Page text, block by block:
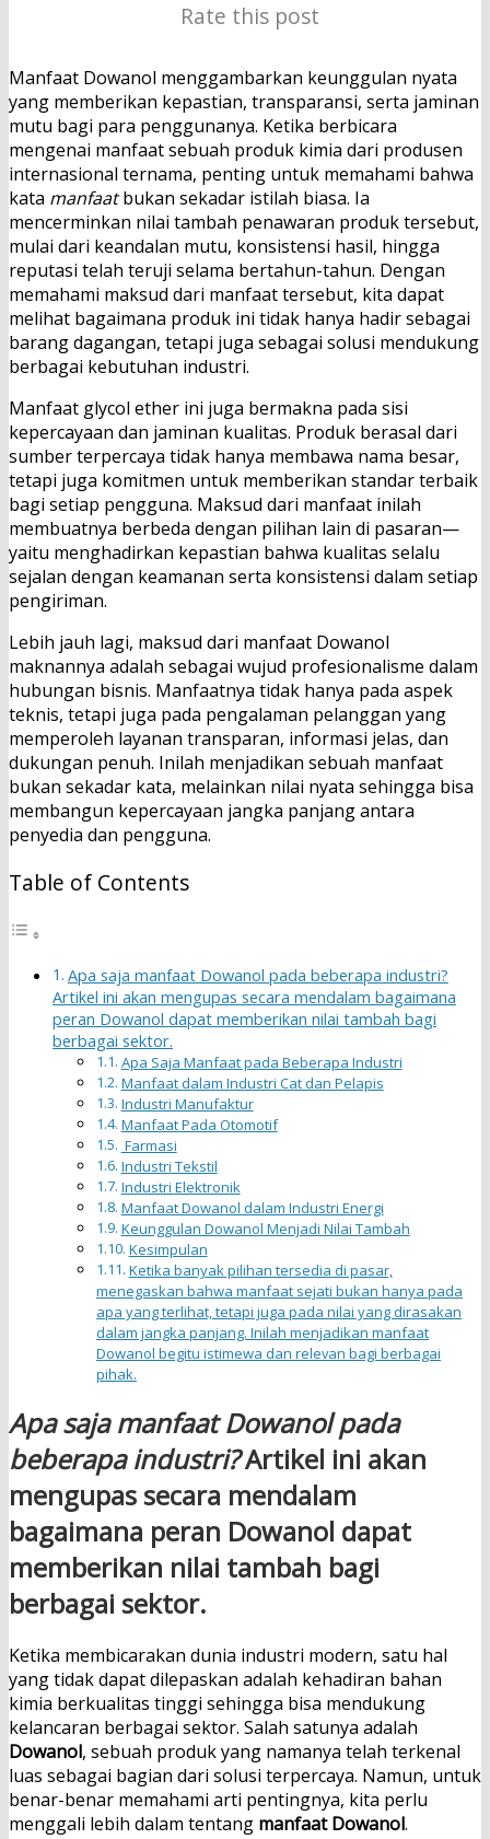
Rate this post
Manfaat Dowanol menggambarkan keunggulan nyata
yang memberikan kepastian, transparansi, serta jaminan
mutu bagi para penggunanya. Ketika berbicara
mengenai manfaat sebuah produk kimia dari produsen
internasional ternama, penting untuk memahami bahwa
kata manfaatbukan sekadar istilah biasa. Ia
mencerminkan nilai tambah penawaran produk tersebut,
mulai dari keandalan mutu, konsistensi hasil, hingga
reputasi telah teruji selama bertahun-tahun. Dengan
memahami maksud dari manfaat tersebut, kita dapat
melihat bagaimana produk ini tidak hanya hadir sebagai
barang dagangan, tetapi juga sebagai solusi mendukung
berbagai kebutuhan industri.
Manfaat glycol ether ini juga bermakna pada sisi
kepercayaan dan jaminan kualitas. Produk berasal dari
sumber terpercaya tidak hanya membawa nama besar,
tetapi juga komitmen untuk memberikan standar terbaik
bagi setiap pengguna. Maksud dari manfaat inilah
membuatnya berbeda dengan pilihan lain di pasaran—
yaitu menghadirkan kepastian bahwa kualitas selalu
sejalan dengan keamanan serta konsistensi dalam setiap
pengiriman.
Lebih jauh lagi, maksud dari manfaat Dowanol
maknannya adalah sebagai wujud profesionalisme dalam
hubungan bisnis. Manfaatnya tidak hanya pada aspek
teknis, tetapi juga pada pengalaman pelanggan yang
memperoleh layanan transparan, informasi jelas, dan
dukungan penuh. Inilah menjadikan sebuah manfaat
bukan sekadar kata, melainkan nilai nyata sehingga bisa
membangun kepercayaan jangka panjang antara
penyedia dan pengguna.
Table of Contents
Apa saja manfaat Dowanol pada beberapa industri?
Artikel ini akan mengupas secara mendalam bagaimana
peran Dowanol dapat memberikan nilai tambah bagi
berbagai sektor.
Apa Saja Manfaat pada Beberapa Industri
Manfaat dalam Industri Cat dan Pelapis
Industri Manufaktur
Manfaat Pada Otomotif
Farmasi
Industri Tekstil
Industri Elektronik
Manfaat Dowanol dalam Industri Energi
Keunggulan Dowanol Menjadi Nilai Tambah
Kesimpulan
Ketika banyak pilihan tersedia di pasar,
menegaskan bahwa manfaat sejati bukan hanya pada
apa yang terlihat, tetapi juga pada nilai yang dirasakan
dalam jangka panjang. Inilah menjadikan manfaat
Dowanol begitu istimewa dan relevan bagi berbagai
pihak.
Apa saja manfaat Dowanol pada
beberapa industri?Artikel ini akan
mengupas secara mendalam
bagaimana peran Dowanol dapat
memberikan nilai tambah bagi
berbagai sektor.
Ketika membicarakan dunia industri modern, satu hal
yang tidak dapat dilepaskan adalah kehadiran bahan
kimia berkualitas tinggi sehingga bisa mendukung
kelancaran berbagai sektor. Salah satunya adalah
Dowanol, sebuah produk yang namanya telah terkenal
luas sebagai bagian dari solusi terpercaya. Namun, untuk
benar-benar memahami arti pentingnya, kita perlu
menggali lebih dalam tentang manfaat Dowanol.